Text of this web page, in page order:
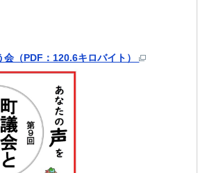
会（PDF：120.6キロバイト）